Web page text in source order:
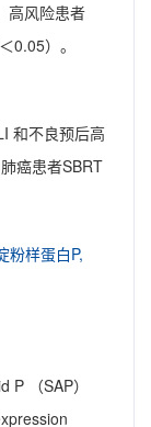
高风险患者
＜0.05）。
和不良预后高
癌患者SBRT
粉样蛋白P,
（SAP）